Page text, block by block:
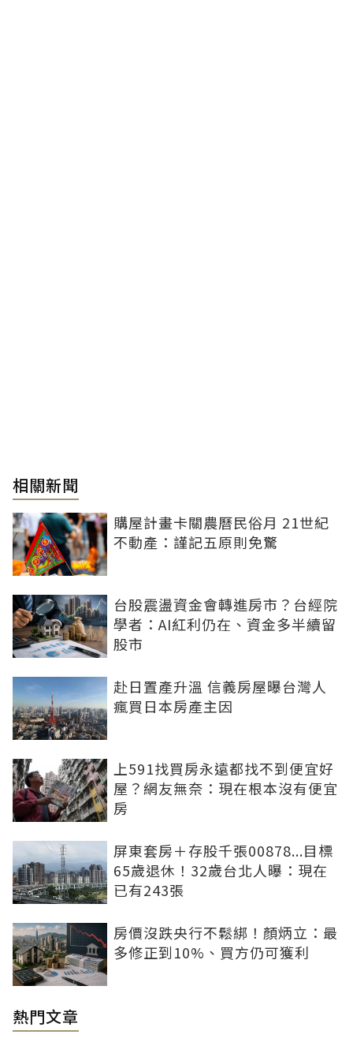
相關新聞
購屋計畫卡關農曆民俗月 21世紀
不動產：謹記五原則免驚
台股震盪資金會轉進房市？台經院
學者：AI紅利仍在、資金多半續留
股市
赴日置產升溫 信義房屋曝台灣人
瘋買日本房產主因
上591找買房永遠都找不到便宜好
屋？網友無奈：現在根本沒有便宜
房
屏東套房＋存股千張00878...目標
65歲退休！32歲台北人曝：現在
已有243張
房價沒跌央行不鬆綁！顏炳立：最
多修正到10%、買方仍可獲利
熱門文章